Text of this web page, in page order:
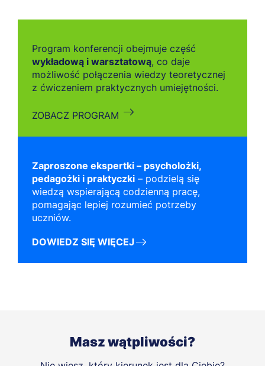
Program konferencji obejmuje część
wykładową i warsztatową, co daje
możliwość połączenia wiedzy teoretycznej
z ćwiczeniem praktycznych umiejętności.
ZOBACZ PROGRAM
Zaproszone ekspertki – psycholożki,
pedagożki i praktyczki – podzielą się
wiedzą wspierającą codzienną pracę,
pomagając lepiej rozumieć potrzeby
uczniów.
DOWIEDZ SIĘ WIĘCEJ
Masz wątpliwości?